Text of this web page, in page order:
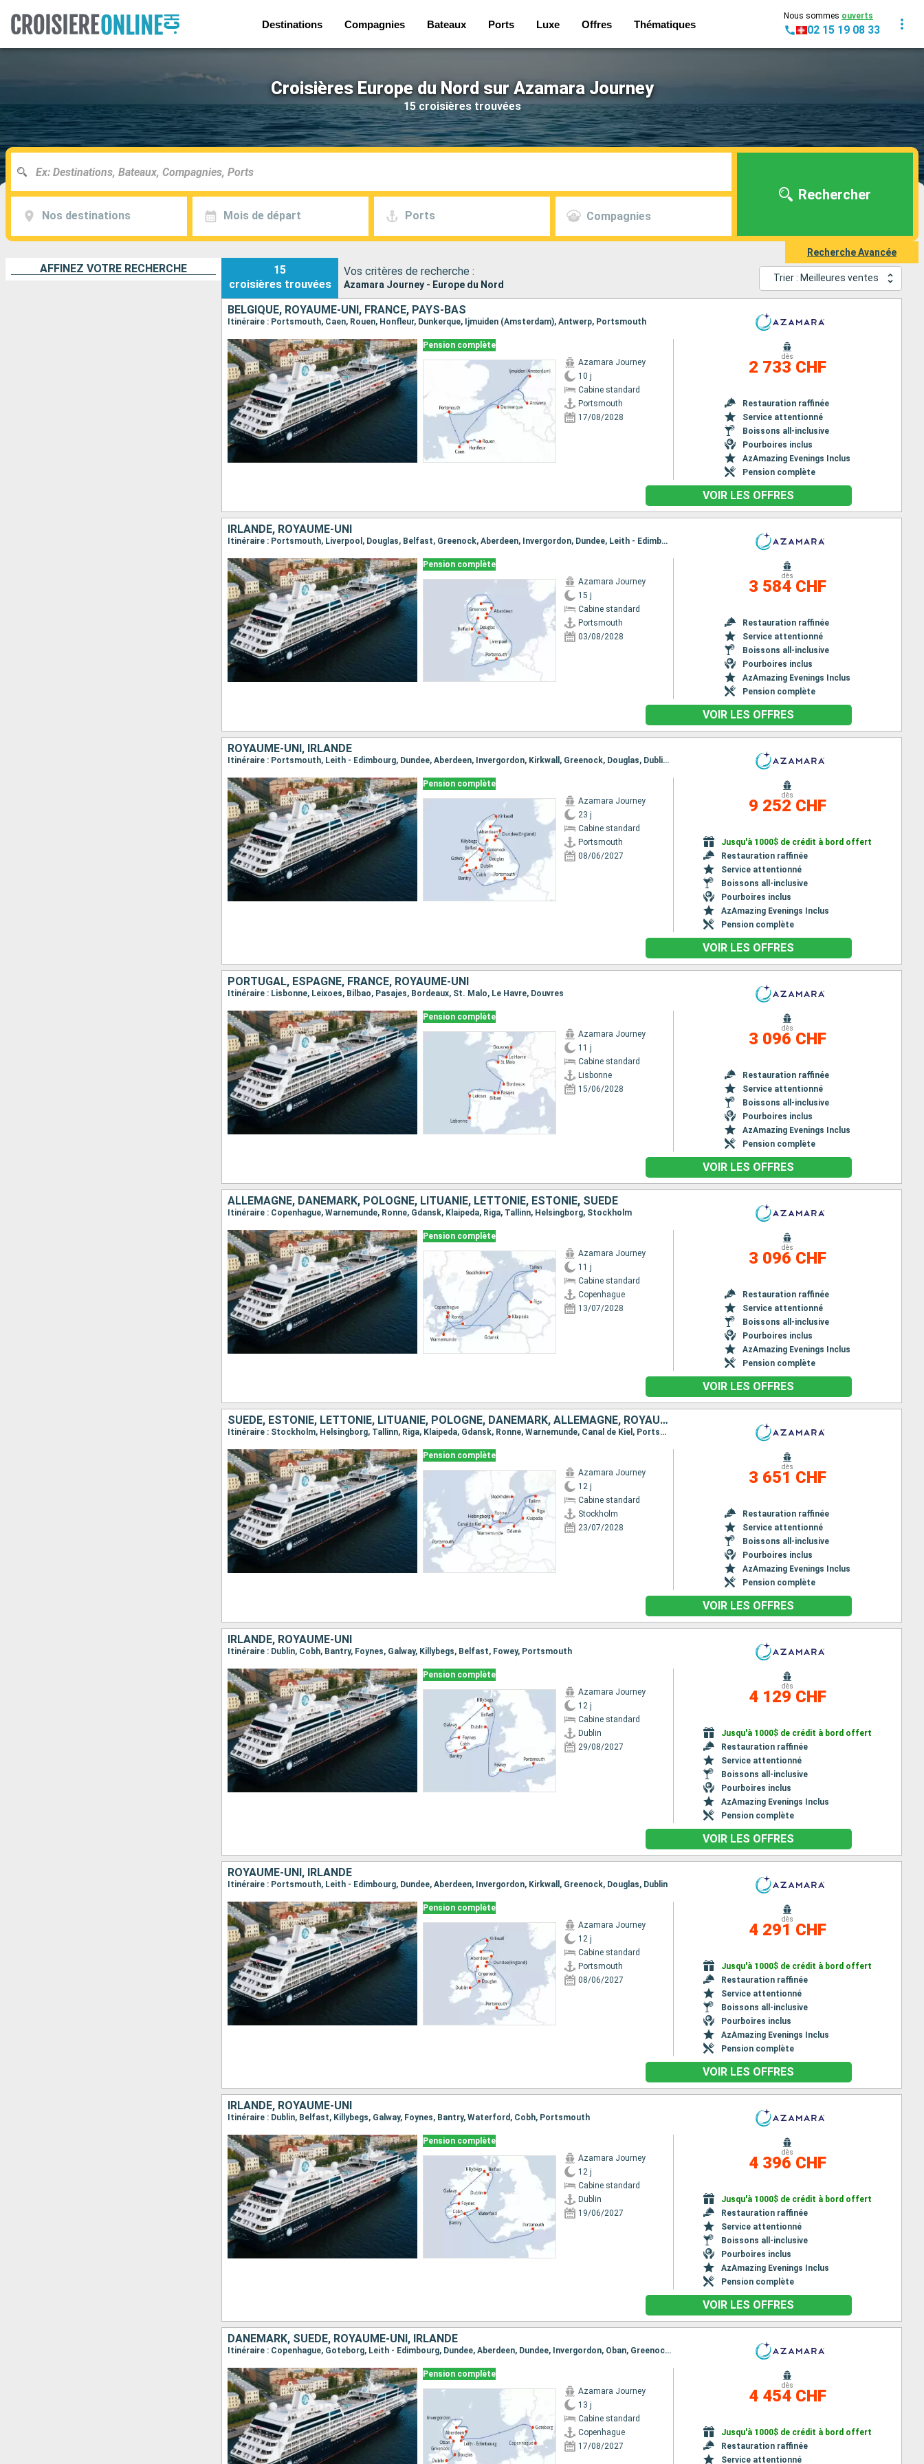
Destinations Compagnies Bateaux Ports Luxe Offres Thématiques
Nous sommes ouverts
02 15 19 08 33
Croisières Europe du Nord sur Azamara Journey
15 croisières trouvées
Nos destinations Mois de départ Ports Compagnies
Rechercher
Recherche Avancée
AFFINEZ VOTRE RECHERCHE
15
croisières trouvées
Vos critères de recherche :
Azamara Journey - Europe du Nord
Trier : Meilleures ventes
BELGIQUE, ROYAUME-UNI, FRANCE, PAYS-BAS
Itinéraire : Portsmouth, Caen, Rouen, Honfleur, Dunkerque, Ijmuiden (Amsterdam), Antwerp, Portsmouth
Pension complète
Azamara Journey
10 j
Cabine standard
Portsmouth
17/08/2028
dès
2 733 CHF
Restauration raffinée
Service attentionné
Boissons all-inclusive
Pourboires inclus
AzAmazing Evenings Inclus
Pension complète
VOIR LES OFFRES
IRLANDE, ROYAUME-UNI
Itinéraire : Portsmouth, Liverpool, Douglas, Belfast, Greenock, Aberdeen, Invergordon, Dundee, Leith - Edimbourg, Portsmouth
Pension complète
Azamara Journey
15 j
Cabine standard
Portsmouth
03/08/2028
dès
3 584 CHF
Restauration raffinée
Service attentionné
Boissons all-inclusive
Pourboires inclus
AzAmazing Evenings Inclus
Pension complète
VOIR LES OFFRES
ROYAUME-UNI, IRLANDE
Itinéraire : Portsmouth, Leith - Edimbourg, Dundee, Aberdeen, Invergordon, Kirkwall, Greenock, Douglas, Dublin, Belfast, Killybegs, Galway, Foynes, Bantry, Waterford, Cobh, Portsmouth
Pension complète
Azamara Journey
23 j
Cabine standard
Portsmouth
08/06/2027
dès
9 252 CHF
Jusqu'à 1000$ de crédit à bord offert
Restauration raffinée
Service attentionné
Boissons all-inclusive
Pourboires inclus
AzAmazing Evenings Inclus
Pension complète
VOIR LES OFFRES
PORTUGAL, ESPAGNE, FRANCE, ROYAUME-UNI
Itinéraire : Lisbonne, Leixoes, Bilbao, Pasajes, Bordeaux, St. Malo, Le Havre, Douvres
Pension complète
Azamara Journey
11 j
Cabine standard
Lisbonne
15/06/2028
dès
3 096 CHF
Restauration raffinée
Service attentionné
Boissons all-inclusive
Pourboires inclus
AzAmazing Evenings Inclus
Pension complète
VOIR LES OFFRES
ALLEMAGNE, DANEMARK, POLOGNE, LITUANIE, LETTONIE, ESTONIE, SUÈDE
Itinéraire : Copenhague, Warnemunde, Ronne, Gdansk, Klaipeda, Riga, Tallinn, Helsingborg, Stockholm
Pension complète
Azamara Journey
11 j
Cabine standard
Copenhague
13/07/2028
dès
3 096 CHF
Restauration raffinée
Service attentionné
Boissons all-inclusive
Pourboires inclus
AzAmazing Evenings Inclus
Pension complète
VOIR LES OFFRES
SUÈDE, ESTONIE, LETTONIE, LITUANIE, POLOGNE, DANEMARK, ALLEMAGNE, ROYAUME-UNI
Itinéraire : Stockholm, Helsingborg, Tallinn, Riga, Klaipeda, Gdansk, Ronne, Warnemunde, Canal de Kiel, Portsmouth
Pension complète
Azamara Journey
12 j
Cabine standard
Stockholm
23/07/2028
dès
3 651 CHF
Restauration raffinée
Service attentionné
Boissons all-inclusive
Pourboires inclus
AzAmazing Evenings Inclus
Pension complète
VOIR LES OFFRES
IRLANDE, ROYAUME-UNI
Itinéraire : Dublin, Cobh, Bantry, Foynes, Galway, Killybegs, Belfast, Fowey, Portsmouth
Pension complète
Azamara Journey
12 j
Cabine standard
Dublin
29/08/2027
dès
4 129 CHF
Jusqu'à 1000$ de crédit à bord offert
Restauration raffinée
Service attentionné
Boissons all-inclusive
Pourboires inclus
AzAmazing Evenings Inclus
Pension complète
VOIR LES OFFRES
ROYAUME-UNI, IRLANDE
Itinéraire : Portsmouth, Leith - Edimbourg, Dundee, Aberdeen, Invergordon, Kirkwall, Greenock, Douglas, Dublin
Pension complète
Azamara Journey
12 j
Cabine standard
Portsmouth
08/06/2027
dès
4 291 CHF
Jusqu'à 1000$ de crédit à bord offert
Restauration raffinée
Service attentionné
Boissons all-inclusive
Pourboires inclus
AzAmazing Evenings Inclus
Pension complète
VOIR LES OFFRES
IRLANDE, ROYAUME-UNI
Itinéraire : Dublin, Belfast, Killybegs, Galway, Foynes, Bantry, Waterford, Cobh, Portsmouth
Pension complète
Azamara Journey
12 j
Cabine standard
Dublin
19/06/2027
dès
4 396 CHF
Jusqu'à 1000$ de crédit à bord offert
Restauration raffinée
Service attentionné
Boissons all-inclusive
Pourboires inclus
AzAmazing Evenings Inclus
Pension complète
VOIR LES OFFRES
DANEMARK, SUÈDE, ROYAUME-UNI, IRLANDE
Itinéraire : Copenhague, Goteborg, Leith - Edimbourg, Dundee, Aberdeen, Dundee, Invergordon, Oban, Greenock, Douglas, Dublin
Pension complète
Azamara Journey
13 j
Cabine standard
Copenhague
17/08/2027
dès
4 454 CHF
Jusqu'à 1000$ de crédit à bord offert
Restauration raffinée
Service attentionné